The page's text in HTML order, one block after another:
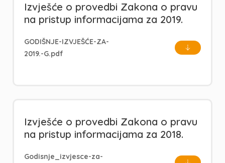
Izvješće o provedbi Zakona o pravu
na pristup informacijama za 2019.
GODIŠNJE-IZVJEŠĆE-ZA-
2019.-G.pdf
Izvješće o provedbi Zakona o pravu
na pristup informacijama za 2018.
Godisnje_izvjesce-za-